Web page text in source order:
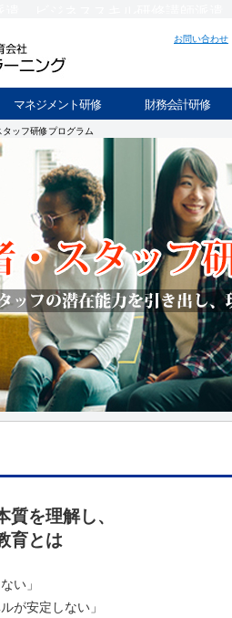
お問い合わせ
マネジメント研修 財務会計研修
タッフ研修プログラム
を理解し、
育とは
い」
が安定しない」